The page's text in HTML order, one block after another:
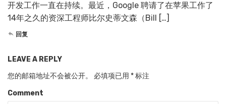
开发工作一直在持续。最近，Google 聘请了在苹果工作了
14年之久的资深工程师比尔史蒂文森（Bill […]
回复
LEAVE A REPLY
您的邮箱地址不会被公开。
必填项已用 *标注
Comment